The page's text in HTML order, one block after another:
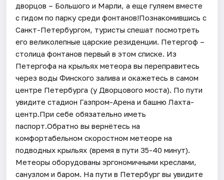
дворцов – Большого и Марли, а еще гуляем вместе
с гидом по парку среди фонтанов!Познакомившись с
Санкт-Петербургом, туристы спешат посмотреть
его великолепные царские резиденции. Петергоф –
столица фонтанов первый в этом списке. Из
Петергофа на крыльях метеора вы переправитесь
через воды Финского залива и окажетесь в самом
центре Петербурга (у Дворцового моста). По пути
увидите стадион Газпром-Арена и башню Лахта-
центр.При себе обязательно иметь
паспорт.Обратно вы вернётесь на
комфортабельном скоростном метеоре на
подводных крыльях (время в пути 35-40 минут).
Метеоры оборудованы эргономичными креслами,
санузлом и баром. На пути в Петербург вы увидите